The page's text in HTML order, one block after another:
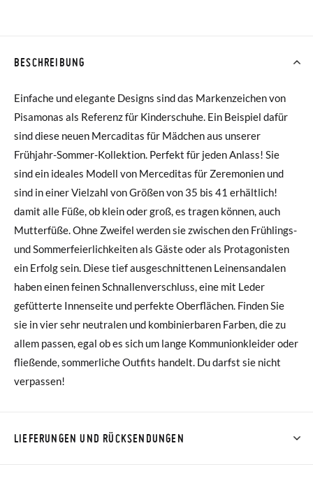
BESCHREIBUNG
Einfache und elegante Designs sind das Markenzeichen von
Pisamonas als Referenz für Kinderschuhe. Ein Beispiel dafür
sind diese neuen Mercaditas für Mädchen aus unserer
Frühjahr-Sommer-Kollektion. Perfekt für jeden Anlass! Sie
sind ein ideales Modell von Merceditas für Zeremonien und
sind in einer Vielzahl von Größen von 35 bis 41 erhältlich!
damit alle Füße, ob klein oder groß, es tragen können, auch
Mutterfüße. Ohne Zweifel werden sie zwischen den Frühlings-
und Sommerfeierlichkeiten als Gäste oder als Protagonisten
ein Erfolg sein. Diese tief ausgeschnittenen Leinensandalen
haben einen feinen Schnallenverschluss, eine mit Leder
gefütterte Innenseite und perfekte Oberflächen. Finden Sie
sie in vier sehr neutralen und kombinierbaren Farben, die zu
allem passen, egal ob es sich um lange Kommunionkleider oder
fließende, sommerliche Outfits handelt. Du darfst sie nicht
verpassen!
LIEFERUNGEN UND RÜCKSENDUNGEN